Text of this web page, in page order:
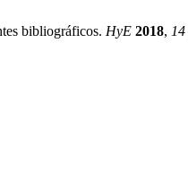
bibliográficos. HyE 2018, 14